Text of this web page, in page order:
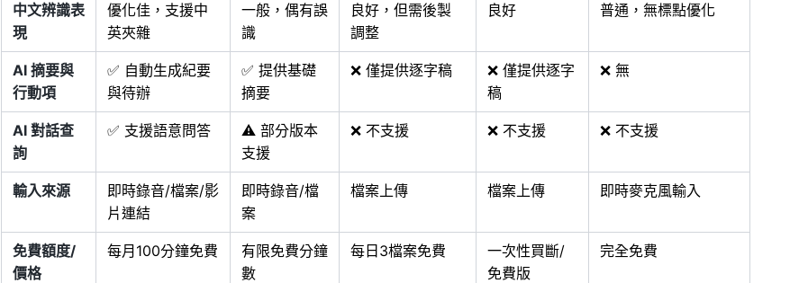
中文辨識表
現
優化佳，支援中
英夾雜
一般，偶有誤
識
良好，但需後製
調整
良好 普通，無標點優化
AI 摘要與
行動項
✅ 自動生成紀要
與待辦
✅ 提供基礎
摘要
❌ 僅提供逐字稿
❌ 僅提供逐字
稿
❌ 無
AI 對話查
詢
✅ 支援語意問答
⚠️ 部分版本
支援
❌ 不支援 ❌ 不支援 ❌ 不支援
輸入來源
即時錄音/檔案/影
片連結
即時錄音/檔
案
檔案上傳 檔案上傳 即時麥克風輸入
免費額度/
價格
每月100分鐘免費
有限免費分鐘
數
每日3檔案免費
一次性買斷/
免費版
完全免費